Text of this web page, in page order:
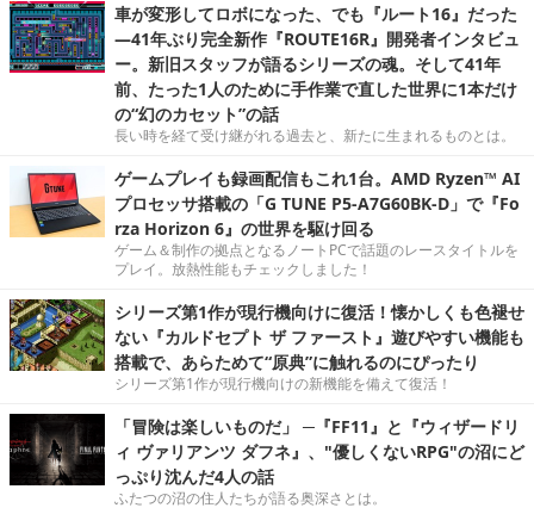
車が変形してロボになった、でも『ルート16』だった
―41年ぶり完全新作『ROUTE16R』開発者インタビュ
ー。新旧スタッフが語るシリーズの魂。そして41年
前、たった1人のために手作業で直した世界に1本だけ
の“幻のカセット”の話
長い時を経て受け継がれる過去と、新たに生まれるものとは。
ゲームプレイも録画配信もこれ1台。AMD Ryzen™ AI
プロセッサ搭載の「G TUNE P5-A7G60BK-D」で『Fo
rza Horizon 6』の世界を駆け回る
ゲーム＆制作の拠点となるノートPCで話題のレースタイトルを
プレイ。放熱性能もチェックしました！
シリーズ第1作が現行機向けに復活！懐かしくも色褪せ
ない『カルドセプト ザ ファースト』遊びやすい機能も
搭載で、あらためて“原典”に触れるのにぴったり
シリーズ第1作が現行機向けの新機能を備えて復活！
「冒険は楽しいものだ」 ─『FF11』と『ウィザードリ
ィ ヴァリアンツ ダフネ』、"優しくないRPG"の沼にど
っぷり沈んだ4人の話
ふたつの沼の住人たちが語る奥深さとは。